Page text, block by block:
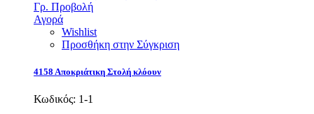
Γρ. Προβολή
Αγορά
Wishlist
Προσθήκη στην Σύγκριση
4158 Αποκριάτικη Στολή κλόουν
Κωδικός: 1-1